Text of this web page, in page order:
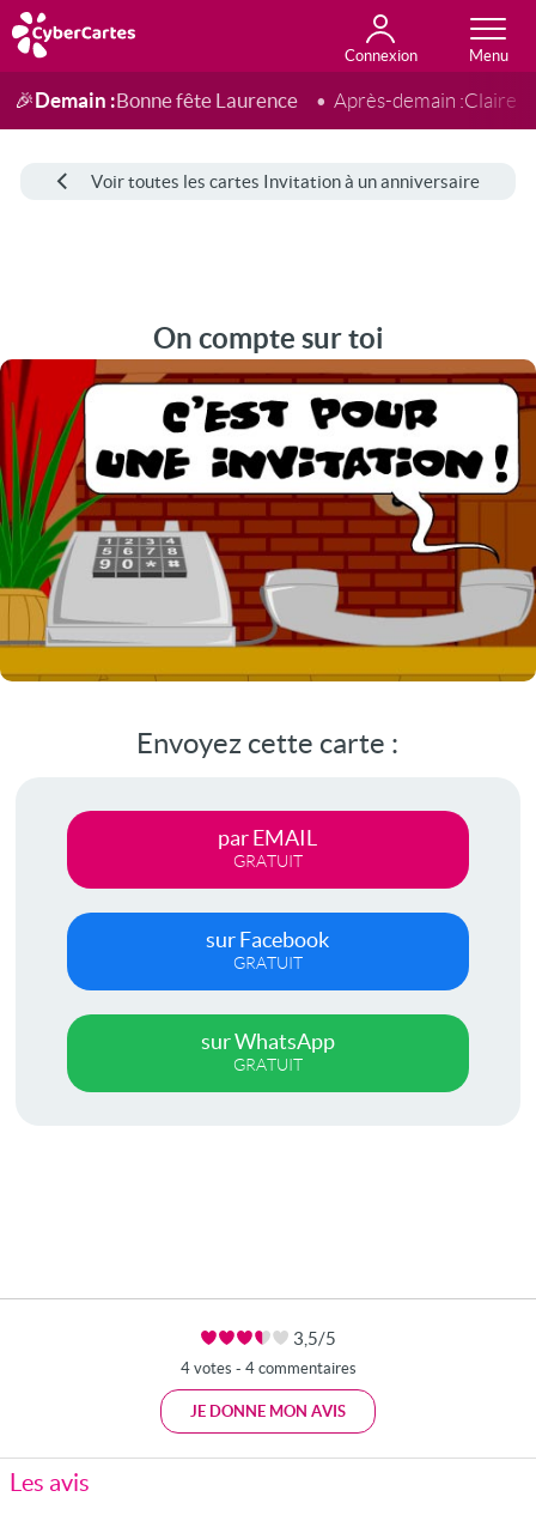
Connexion
Anniversaire
Fête du jour
Amour
Amitié
Merci
Toutes les cartes
🎉Demain :Bonne fête Laurence Après-demain :Claire
Voir toutes les cartes Invitation à un anniversaire
On compte sur toi
Envoyez cette carte :
par EMAIL
GRATUIT
sur Facebook
GRATUIT
sur WhatsApp
GRATUIT
3,5/5
4 votes - 4 commentaires
JE DONNE MON AVIS
Les avis